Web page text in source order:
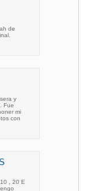
de
y
Fue
mi
con
, 20 E